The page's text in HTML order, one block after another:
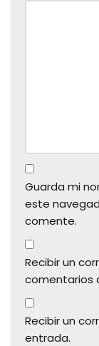
Guarda mi
este
comente.
Recibir un
comentarios
Recibir un
entrada.